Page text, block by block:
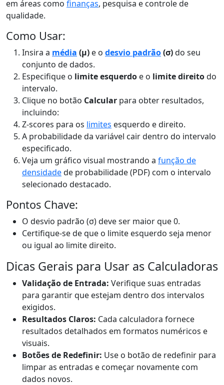
em áreas como finanças, pesquisa e controle de
qualidade.
Como Usar:
Insira a média (µ) e o desvio padrão(σ)do seu
conjunto de dados.
Especifique o limite esquerdo e o limite direitodo
intervalo.
Clique no botão Calcular para obter resultados,
incluindo:
Z-scores para os limites esquerdo e direito.
A probabilidade da variável cair dentro do intervalo
especificado.
Veja um gráfico visual mostrando a função de
densidadede probabilidade (PDF) com o intervalo
selecionado destacado.
Pontos Chave:
O desvio padrão (σ) deve ser maior que 0.
Certifique-se de que o limite esquerdo seja menor
ou igual ao limite direito.
Dicas Gerais para Usar as Calculadoras
Validação de Entrada: Verifique suas entradas
para garantir que estejam dentro dos intervalos
exigidos.
Resultados Claros: Cada calculadora fornece
resultados detalhados em formatos numéricos e
visuais.
Botões de Redefinir: Use o botão de redefinir para
limpar as entradas e começar novamente com
dados novos.